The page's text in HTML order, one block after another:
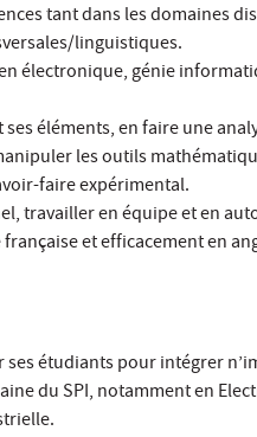
tant dans les domaines
linguistiques.
électronique, génie
éléments, en faire une
les outils
faire expérimental.
travailler en équipe et en
et efficacement en
ses étudiants pour intégrer
du SPI, notamment en